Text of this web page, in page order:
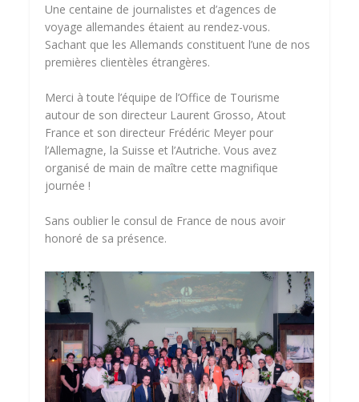
Une centaine de journalistes et d’agences de
voyage allemandes étaient au rendez-vous.
Sachant que les Allemands constituent l’une de nos
premières clientèles étrangères.
Merci à toute l’équipe de l’Office de Tourisme
autour de son directeur Laurent Grosso, Atout
France et son directeur Frédéric Meyer pour
l’Allemagne, la Suisse et l’Autriche. Vous avez
organisé de main de maître cette magnifique
journée !
Sans oublier le consul de France de nous avoir
honoré de sa présence.